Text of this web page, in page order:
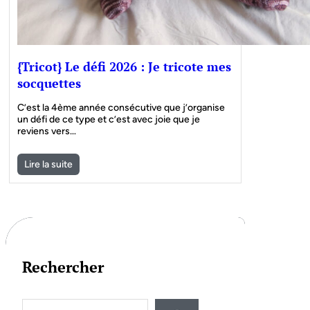
{Tricot} Le défi 2026 : Je tricote mes
socquettes
C’est la 4ème année consécutive que j’organise
un défi de ce type et c’est avec joie que je
reviens vers…
Lire la suite
Rechercher